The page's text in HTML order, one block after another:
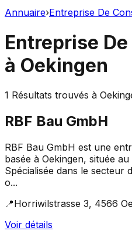
Annuaire›Entreprise De
Entreprise
à Oekingen
1 Résultats trouvés à
RBF Bau GmbH
RBF Bau GmbH est une
basée à Oekingen, située
Spécialisée dans le secteur
o...
📍Horriwilstrasse 3, 4566
Voir détails